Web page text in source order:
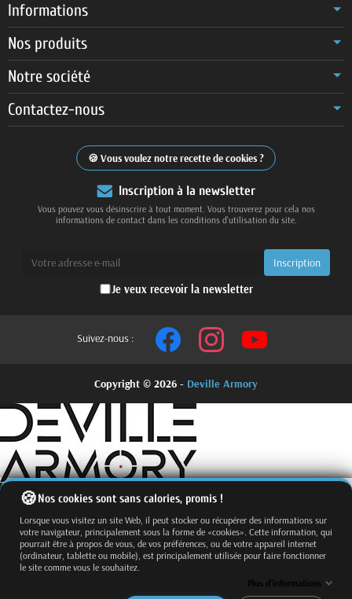
Informations
Nos produits
Notre société
Contactez-nous
Vous voulez notre recette de cookies ?
Inscription à la newsletter
Vous pouvez vous désinscrire à tout moment. Vous trouverez pour cela nos
informations de contact dans les conditions d'utilisation du site.
Je veux recevoir la newsletter
Suivez-nous :
Copyright © 2026 - Deville Armory
Fermer
Nos cookies sont sans calories, promis !
Lorsque vous visitez un site Web, il peut stocker ou récupérer des informations sur
votre navigateur, principalement sous la forme de «cookies». Cette information, qui
pourrait être à propos de vous, de vos préférences, ou de votre appareil internet
(ordinateur, tablette ou mobile), est principalement utilisée pour faire fonctionner
le site comme vous le souhaitez.
Plus d'informations